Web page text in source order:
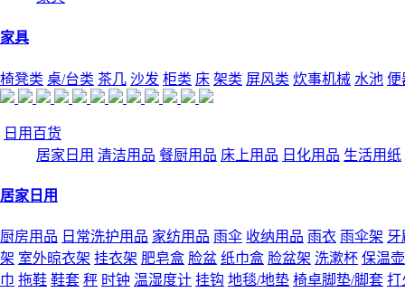
家具
椅凳类 桌/台类 茶几 沙发 柜类 床 架类 屏风类 炊事机械 水池 便
日用百货
居家日用 清洁用品 餐厨用品 床上用品 日化用品 生活用纸
居家日用
厨房用品 日常洗护用品 家纺用品 雨伞 收纳用品 雨衣 雨伞架 牙
架 室外晾衣架 挂衣架 肥皂盒 脸盆 纸巾盒 脸盆架 洗漱杯 保温
巾 拖鞋 鞋套 秤 时钟 温湿度计 挂钩 地毯/地垫 椅卓脚垫/脚套 打